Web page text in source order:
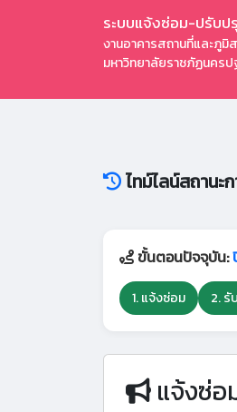
ระบบแจ้งซ่อม-ปรับป
งานอาคารสถานที่และภูมิ
มหาวิทยาลัยราชภัฏนคร
ไทม์ไลน์สถานะ
ขั้นตอนปัจจุบัน:
1. แจ้งซ่อม 2. รั
แจ้งซ่